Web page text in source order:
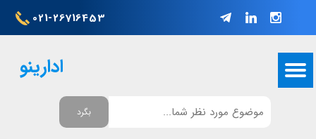
021-26716453
ادارینو
بگرد